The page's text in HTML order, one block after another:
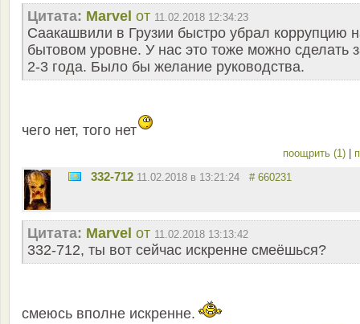
Цитата: Marvel от 11.02.2018 12:34:23
Саакашвили в Грузии быстро убрал коррупцию
бытовом уровне. У нас это тоже можно сделать
2-3 года. Было бы желание руководства.
чего нет, того нет
поощрить (1)
332-712 11.02.2018 в 13:21:24 # 660231
Цитата: Marvel от 11.02.2018 13:13:42
332-712, ты вот сейчас искренне смеёшься?
смеюсь вполне искренне.